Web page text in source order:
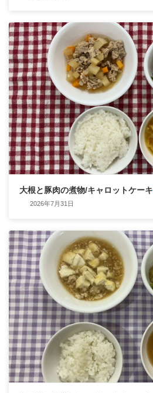
大根と豚肉の煮物/キャロットケーキ
2026年7月31日